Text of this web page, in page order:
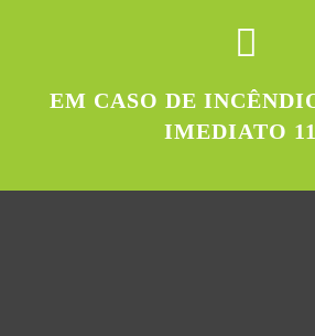
EM CASO DE
IMEDIATO